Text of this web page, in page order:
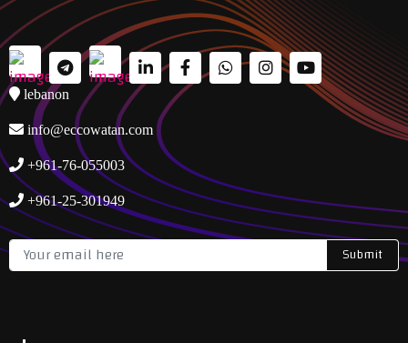
lebanon
info@eccowatan.com
+961-76-055003
+961-25-301949
Submit